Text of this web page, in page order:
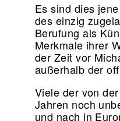
Es sind dies
des einzig
Berufung als
Merkmale ihrer
der Zeit vor
außerhalb der
Viele der von
Jahren noch
und nach in